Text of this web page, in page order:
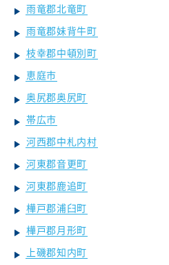
雨竜郡北竜町
雨竜郡妹背牛町
枝幸郡中頓別町
恵庭市
奥尻郡奥尻町
帯広市
河西郡中札内村
河東郡音更町
河東郡鹿追町
樺戸郡浦臼町
樺戸郡月形町
上磯郡知内町